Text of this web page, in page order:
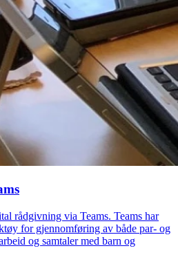
rådgivning via Teams. Teams har
for gjennomføring av både par- og
og samtaler med barn og